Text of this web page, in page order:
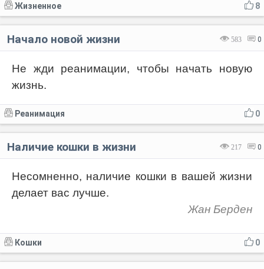
8
Жизненное
583 0
Начало новой жизни
Не жди реанимации, чтобы начать новую
жизнь.
0
Реанимация
217 0
Наличие кошки в жизни
Несомненно, наличие кошки в вашей жизни
делает вас лучше.
Жан Берден
0
Кошки